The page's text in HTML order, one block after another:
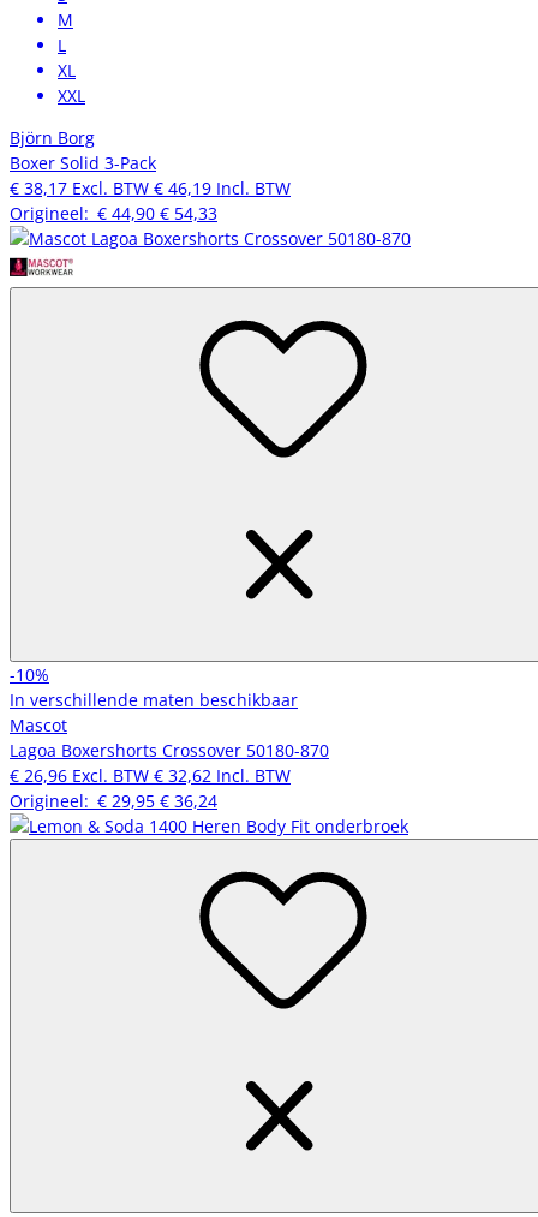
M
L
XL
XXL
Björn Borg
Boxer Solid 3-Pack
€ 38,17 Excl. BTW € 46,19 Incl. BTW
Origineel: € 44,90 € 54,33
-10%
In verschillende maten beschikbaar
Mascot
Lagoa Boxershorts Crossover 50180-870
€ 26,96 Excl. BTW € 32,62 Incl. BTW
Origineel: € 29,95 € 36,24